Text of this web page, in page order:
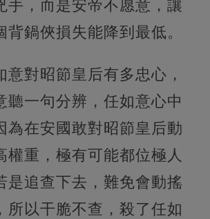
手，而是安帝不愿意，讓
背鍋俠損失能降到最低。
意對昭節皇后有多忠心，
聽一句分辨，任如意心中
為在安國敢對昭節皇后動
權重，極有可能都位極人
是追查下去，難免會動搖
所以干脆不查，殺了任如